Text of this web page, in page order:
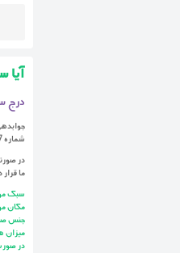
آیا
درج
شماره 66171917 تماس حاصل نمایید.
در
ما
سبک
مکان
جنس
میزان
در